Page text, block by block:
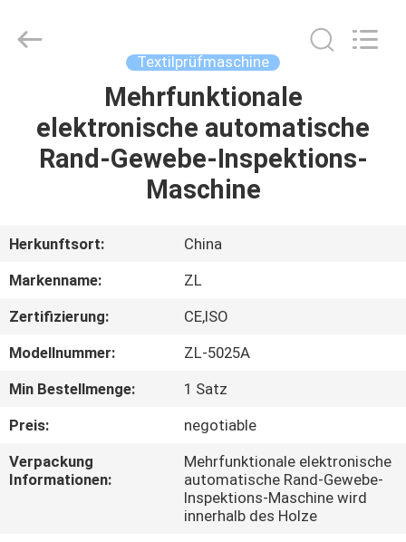
PRODUKTE
ÜBER
FABRIK-
AUSFLUG
QUALITÄTSKONTROLLE
Ltd..
Textilprüfmaschine
Mehrfunktionale
elektronische automatische
Rand-Gewebe-Inspektions-
Maschine
Herkunftsort:
China
Markenname:
ZL
Zertifizierung:
CE,ISO
Modellnummer:
ZL-5025A
Min Bestellmenge:
1 Satz
Preis:
negotiable
Verpackung
Informationen:
Mehrfunktionale elektronische
automatische Rand-Gewebe-
Inspektions-Maschine wird
innerhalb des Holze